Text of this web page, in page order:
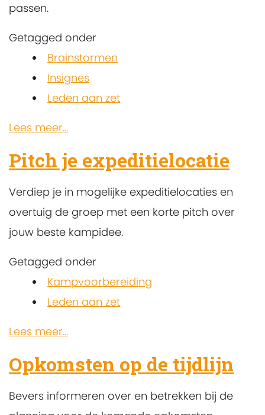
passen.
Getagged onder
Brainstormen
Insignes
Leden aan zet
Lees meer...
Pitch je expeditielocatie
Verdiep je in mogelijke expeditielocaties en
overtuig de groep met een korte pitch over
jouw beste kampidee.
Getagged onder
Kampvoorbereiding
Leden aan zet
Lees meer...
Opkomsten op de tijdlijn
Bevers informeren over en betrekken bij de